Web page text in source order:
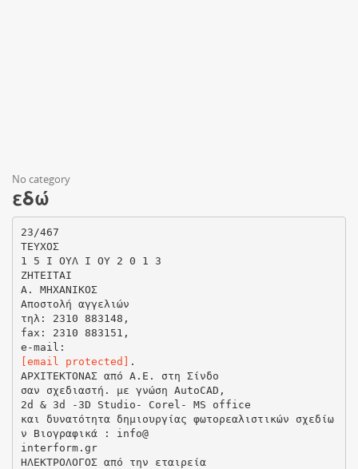
No category
εδώ
23/467
ΤΕΥΧΟΣ
1 5 I OYΛ I ΟΥ 2 0 1 3
ΖΗΤΕΙΤΑΙ
Α. ΜΗΧΑΝΙΚΟΣ
Αποστολή αγγελιών
τηλ: 2310 883148,
fax: 2310 883151,
[email protected] .
ΑΡΧΙΤΕΚΤΟΝΑΣ από Α.Ε. στη Σίνδο
σαν σχεδιαστή. με γνώση AutoCAD,
2d & 3d -3D Studio- Corel- MS office
και δυνατότητα δημιουργίας φωτορεαλιστικών σχεδίω
ν Βιογραφικά : info@
interform.gr
ΗΛΕΚΤΡΟΛΟΓΟΣ από την εταιρεία